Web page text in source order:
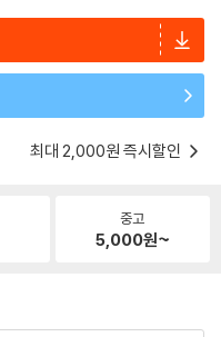
최대 2,000원 즉시할인
중고
5,000원~